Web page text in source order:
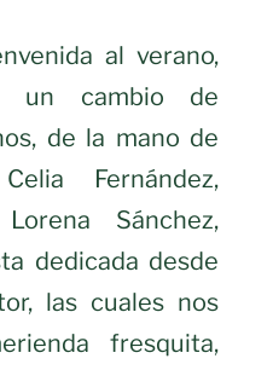
al verano,
un cambio de
de la mano de
Fernández,
Sánchez,
dedicada desde
las cuales nos
fresquita,